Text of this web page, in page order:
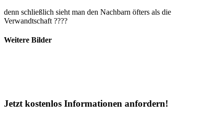
denn schließlich sieht man den Nachbarn öfters als die
Verwandtschaft ????
Weitere Bilder
Jetzt kostenlos Informationen anfordern!